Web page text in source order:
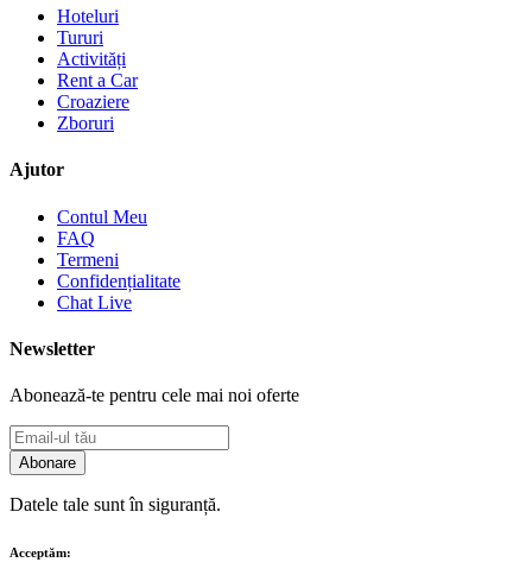
Hoteluri
Tururi
Activități
Rent a Car
Croaziere
Zboruri
Ajutor
Contul Meu
FAQ
Termeni
Confidențialitate
Chat Live
Newsletter
Abonează-te pentru cele mai noi oferte
Abonare
Datele tale sunt în siguranță.
Acceptăm: